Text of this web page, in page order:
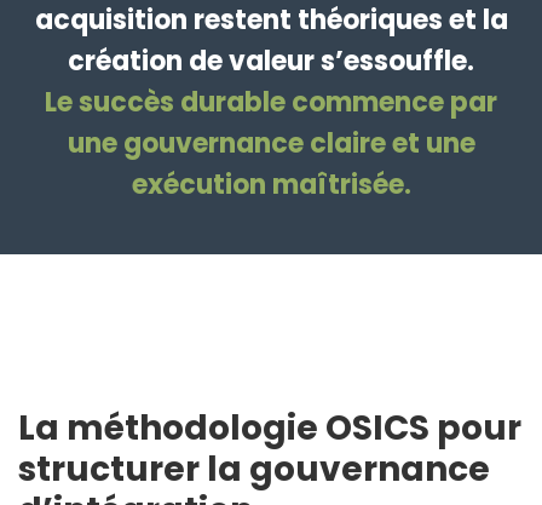
acquisition restent théoriques et la
création de valeur s’essouffle.
Le succès durable commence par
une gouvernance claire et une
exécution maîtrisée.
La méthodologie OSICS pour
structurer la gouvernance